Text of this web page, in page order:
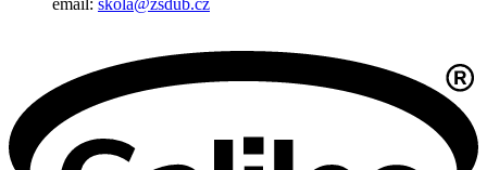
email: skola@zsdub.cz